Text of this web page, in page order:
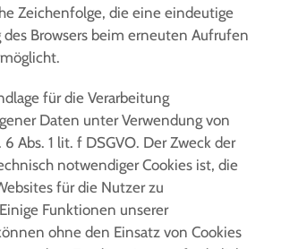
Zeichenfolge, die eine eindeutige
Browsers beim erneuten Aufrufen
für die Verarbeitung
Daten unter Verwendung von
Abs. 1 lit. f DSGVO. Der Zweck der
notwendiger Cookies ist, die
für die Nutzer zu
Funktionen unserer
ohne den Einsatz von Cookies